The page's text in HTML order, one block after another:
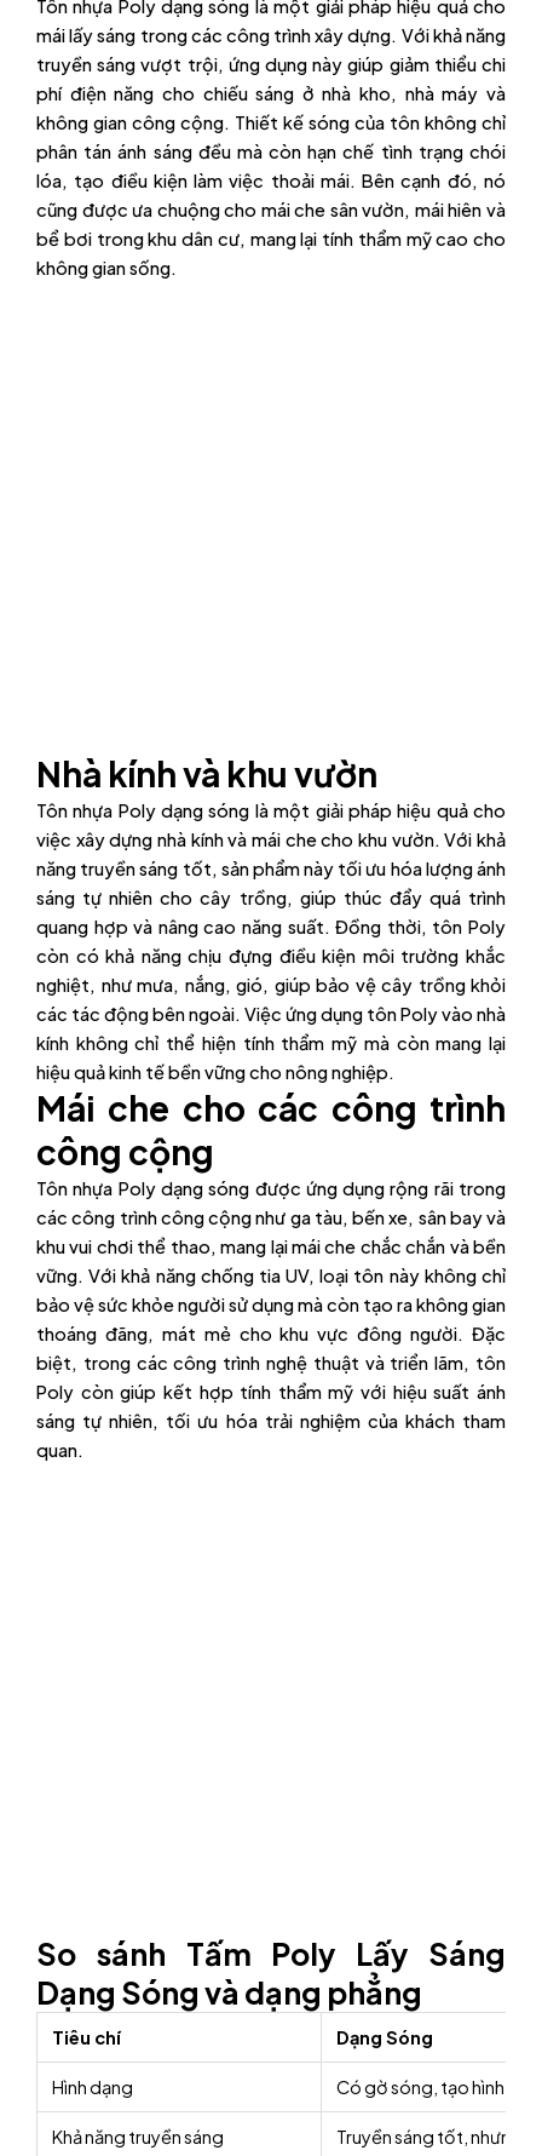
Tôn nhựa Poly dạng sóng là một giải pháp hiệu quả cho
mái lấy sáng trong các công trình xây dựng. Với khả năng
truyền sáng vượt trội, ứng dụng này giúp giảm thiểu chi
phí điện năng cho chiếu sáng ở nhà kho, nhà máy và
không gian công cộng. Thiết kế sóng của tôn không chỉ
phân tán ánh sáng đều mà còn hạn chế tình trạng chói
lóa, tạo điều kiện làm việc thoải mái. Bên cạnh đó, nó
cũng được ưa chuộng cho mái che sân vườn, mái hiên và
bể bơi trong khu dân cư, mang lại tính thẩm mỹ cao cho
không gian sống.
Nhà kính và khu vườn
Tôn nhựa Poly dạng sóng là một giải pháp hiệu quả cho
việc xây dựng nhà kính và mái che cho khu vườn. Với khả
năng truyền sáng tốt, sản phẩm này tối ưu hóa lượng ánh
sáng tự nhiên cho cây trồng, giúp thúc đẩy quá trình
quang hợp và nâng cao năng suất. Đồng thời, tôn Poly
còn có khả năng chịu đựng điều kiện môi trường khắc
nghiệt, như mưa, nắng, gió, giúp bảo vệ cây trồng khỏi
các tác động bên ngoài. Việc ứng dụng tôn Poly vào nhà
kính không chỉ thể hiện tính thẩm mỹ mà còn mang lại
hiệu quả kinh tế bền vững cho nông nghiệp.
Mái che cho các công trình
công cộng
Tôn nhựa Poly dạng sóng được ứng dụng rộng rãi trong
các công trình công cộng như ga tàu, bến xe, sân bay và
khu vui chơi thể thao, mang lại mái che chắc chắn và bền
vững. Với khả năng chống tia UV, loại tôn này không chỉ
bảo vệ sức khỏe người sử dụng mà còn tạo ra không gian
thoáng đãng, mát mẻ cho khu vực đông người. Đặc
biệt, trong các công trình nghệ thuật và triển lãm, tôn
Poly còn giúp kết hợp tính thẩm mỹ với hiệu suất ánh
sáng tự nhiên, tối ưu hóa trải nghiệm của khách tham
quan.
So sánh Tấm Poly Lấy Sáng
Dạng Sóng và dạng phẳng
Tiêu chí Dạng Sóng
Hình dạng Có gờ sóng, tạo hình
Khả năng truyền sáng Truyền sáng tốt, nhưng